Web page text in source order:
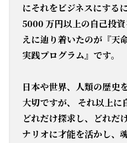
にそれをビジネスにする
5000 万円以上の自己投
えに辿り着いたのが『天
実践プログラム』です。
日本や世界、人類の歴史
大切ですが、 それ以上に
どれだけ探求し、どれだ
ナリオに才能を活かし、